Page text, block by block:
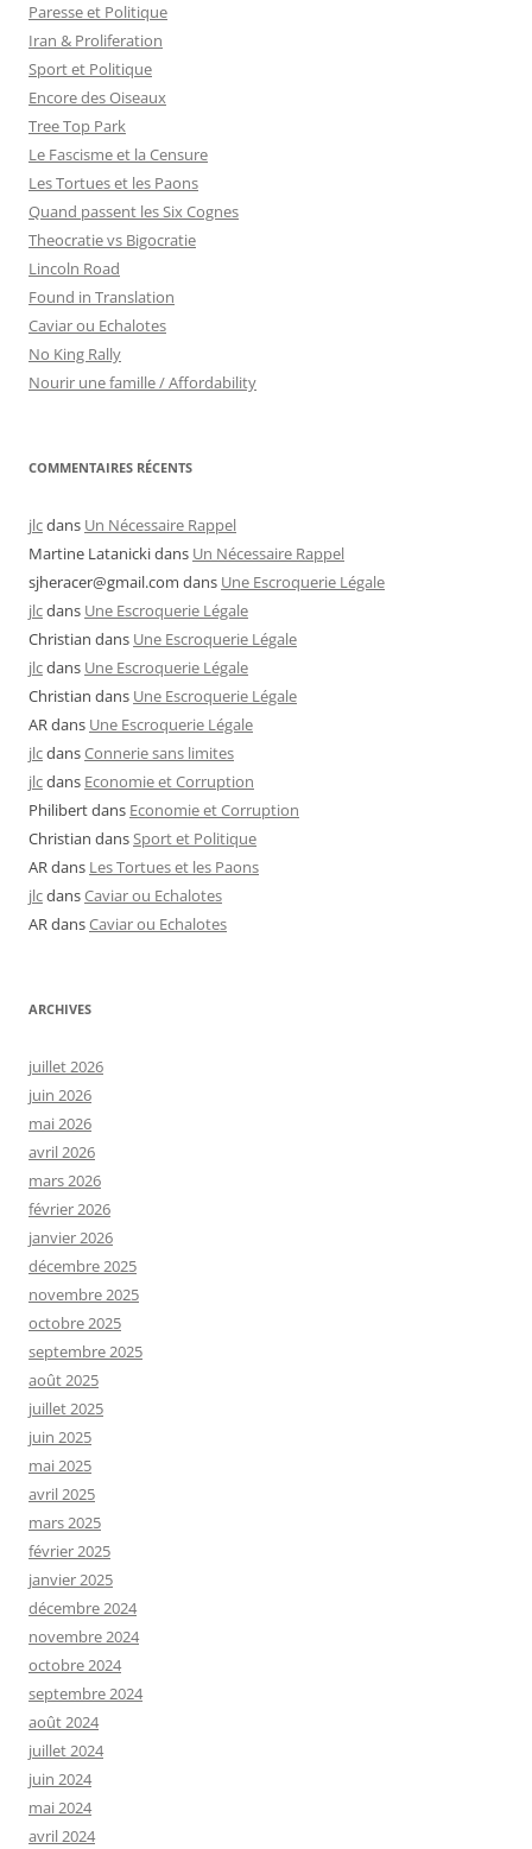
Paresse et Politique
Iran & Proliferation
Sport et Politique
Encore des Oiseaux
Tree Top Park
Le Fascisme et la Censure
Les Tortues et les Paons
Quand passent les Six Cognes
Theocratie vs Bigocratie
Lincoln Road
Found in Translation
Caviar ou Echalotes
No King Rally
Nourir une famille / Affordability
COMMENTAIRES RÉCENTS
jlcdans Un Nécessaire Rappel
Martine Latanickidans Un Nécessaire Rappel
sjheracer@gmail.com dans Une Escroquerie Légale
jlcdans Une Escroquerie Légale
Christian dans Une Escroquerie Légale
jlcdans Une Escroquerie Légale
Christian dans Une Escroquerie Légale
ARdans Une Escroquerie Légale
jlcdansConnerie sans limites
jlcdans Economie et Corruption
Philibertdans Economie et Corruption
Christian dansSport et Politique
ARdans Les Tortues et les Paons
jlcdansCaviar ou Echalotes
ARdansCaviar ou Echalotes
ARCHIVES
juillet 2026
juin 2026
mai 2026
avril 2026
mars 2026
février 2026
janvier 2026
décembre 2025
novembre 2025
octobre 2025
septembre 2025
août 2025
juillet 2025
juin 2025
mai 2025
avril 2025
mars 2025
février 2025
janvier 2025
décembre 2024
novembre 2024
octobre 2024
septembre 2024
août 2024
juillet 2024
juin 2024
mai 2024
avril 2024